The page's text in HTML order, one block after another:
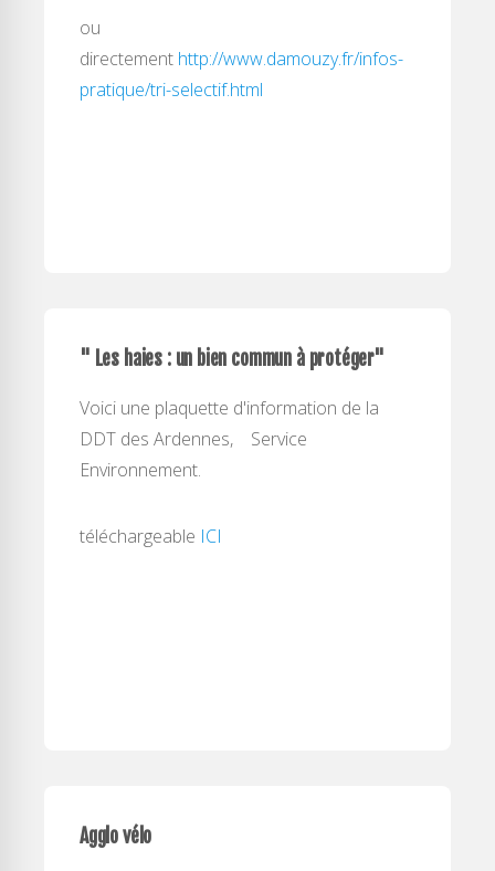
ou
directement http://www.damouzy.fr/infos-
pratique/tri-selectif.html
" Les haies : un bien commun à protéger"
Voici une plaquette d'information de la
DDT des Ardennes, Service
Environnement.
téléchargeable ICI
Agglo vélo